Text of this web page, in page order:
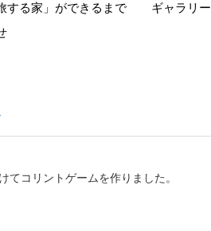
する家」ができるまで ギャラリー
てコリントゲームを作りました。